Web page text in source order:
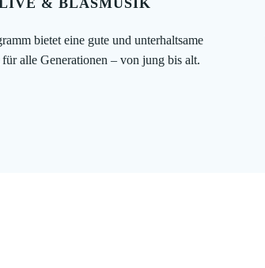
& BLASMUSIK
bietet eine gute und unterhaltsame
alle Generationen – von jung bis alt.